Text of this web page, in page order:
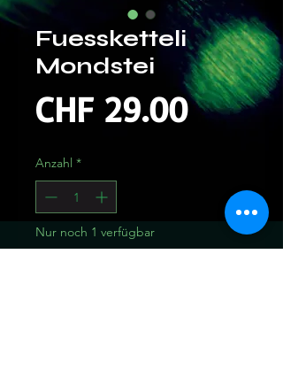
Fuessketteli
Mondstei
CHF 29.00Preis
Anzahl *
Nur noch 1 verfügbar